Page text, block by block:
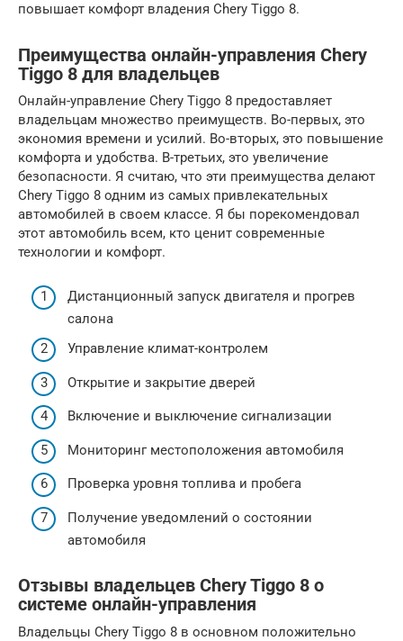
повышает комфорт владения Chery Tiggo 8.
Преимущества онлайн-управления Chery
Tiggo 8 для владельцев
Онлайн-управление Chery Tiggo 8 предоставляет
владельцам множество преимуществ. Во-первых, это
экономия времени и усилий. Во-вторых, это повышение
комфорта и удобства. В-третьих, это увеличение
безопасности. Я считаю, что эти преимущества делают
Chery Tiggo 8 одним из самых привлекательных
автомобилей в своем классе. Я бы порекомендовал
этот автомобиль всем, кто ценит современные
технологии и комфорт.
Дистанционный запуск двигателя и прогрев
салона
Управление климат-контролем
Открытие и закрытие дверей
Включение и выключение сигнализации
Мониторинг местоположения автомобиля
Проверка уровня топлива и пробега
Получение уведомлений о состоянии
автомобиля
Отзывы владельцев Chery Tiggo 8 о
системе онлайн-управления
Владельцы Chery Tiggo 8 в основном положительно